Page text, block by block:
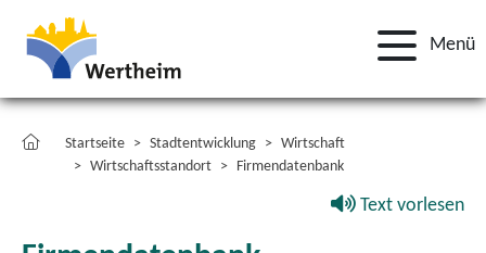
Menü
Startseite Stadtentwicklung
Wirtschaft
Wirtschaftsstandort
Firmendatenbank
Text vorlesen